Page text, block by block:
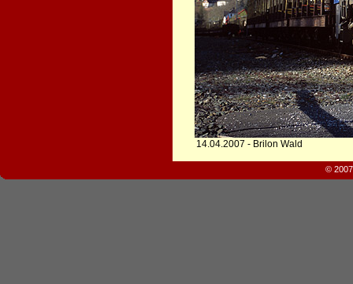
14.04.2007 - Brilon Wald
©